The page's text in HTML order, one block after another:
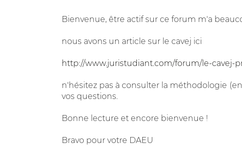
Bienvenue, être actif sur ce forum m'a
nous avons un article sur le cavej ici
http://www.juristudiant.com/forum/le-cavej-
n'hésitez pas à consulter la méthodologie
vos questions.
Bonne lecture et encore bienvenue !
Bravo pour votre DAEU